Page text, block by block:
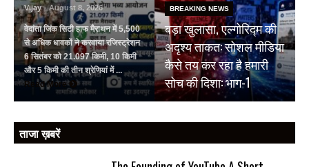
Vijay - August 8, 2026
वेदांता जिंक सिटी हाफ मैराथन में 5,500
से अधिक धावकों ने करवाया रजिस्ट्रेशन
6 सितंबर को 21.097 किमी, 10 किमी
और 5 किमी की तीन श्रेणियां में ...
Read More
BREAKING NEWS
बड़ा खुलासा, एल्गोरिद्म की
अदृश्य ताकत: सोशल मीडिया
कैसे तय कर रहा है हमारी
सोच की दिशा: भाग-1
ताजा ख़बरें